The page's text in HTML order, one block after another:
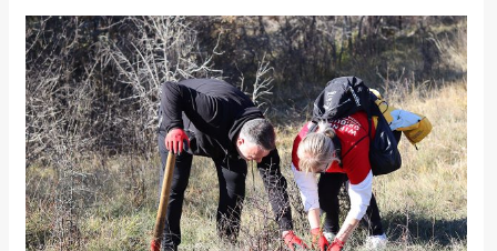
Intervju
Kolumne
Kultura
Lifestyle
Beauty
Fashion